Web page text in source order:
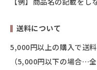
送料について
5,000円以上の購入で送料
（5,000円以下の場合…